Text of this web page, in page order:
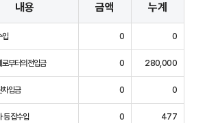
내용 금액 누계
입 0 0
로부터의 전입금 0 280,000
차입금 0 0
등 잡수입 0 477